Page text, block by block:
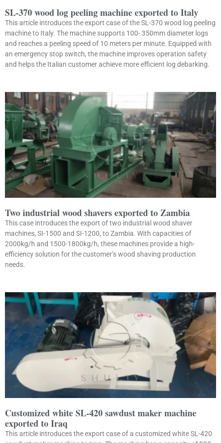
SL-370 wood log peeling machine exported to Italy
This article introduces the export case of the SL-370 wood log peeling
machine to Italy. The machine supports 100- 350mm diameter logs
and reaches a peeling speed of 10 meters per minute. Equipped with
an emergency stop switch, the machine improves operation safety
and helps the Italian customer achieve more efficient log debarking.
Two industrial wood shavers exported to Zambia
This case introduces the export of two industrial wood shaver
machines, SI-1500 and SI-1200, to Zambia. With capacities of
2000kg/h and 1500-1800kg/h, these machines provide a high-
efficiency solution for the customer’s wood shaving production
needs.
Customized white SL-420 sawdust maker machine
exported to Iraq
This article introduces the export case of a customized white SL-420